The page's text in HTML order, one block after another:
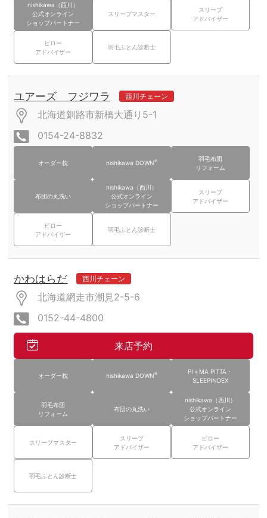
nishikawa（西川）
公式オンライン
ショップパートナー
スリープマスター
スリープ
アドバイザー
ピロー
アドバイザー
羽毛ふとん診断士
ユアーズ フジワラ 西川チェーン
北海道釧路市新橋大通り5-1
0154-24-8832
オーダー枕 nishikawa DOWN®
羽毛布団
リフォーム
布団の丸洗い
nishikawa（西川）
公式オンライン
ショップパートナー
スリープ
アドバイザー
ピロー
アドバイザー
羽毛ふとん診断士
かわはらだ 西川チェーン
北海道網走市潮見2-5-6
0152-44-4800
来店予約
オーダー枕 nishikawa DOWN®
PI＋MA PITTA・
SLEEPINDEX
羽毛布団
リフォーム
布団の丸洗い
nishikawa（西川）
公式オンライン
ショップパートナー
スリープマスター
スリープ
アドバイザー
ピロー
アドバイザー
羽毛ふとん診断士